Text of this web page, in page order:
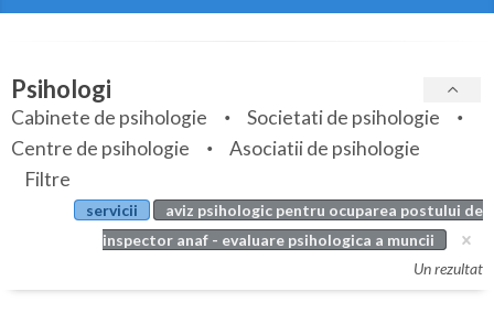
Arges
Bihor
Bistrita-Nasaud
Botosani
Specialitati
Servicii
Articole
Evenimente
Psihologi
Cabinete de psihologie
Societati de psihologie
Centre de psihologie
Asociatii de psihologie
Filtre
servicii
aviz psihologic pentru ocuparea postului de
inspector anaf - evaluare psihologica a muncii
Un rezultat